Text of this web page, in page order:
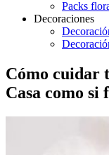
Packs
Decoraciones
Cómo cuidar
Casa como